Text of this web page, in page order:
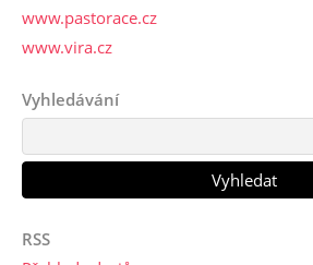
www.pastorace.cz
www.vira.cz
Vyhledávání
RSS